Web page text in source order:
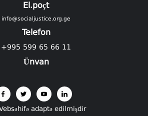
El.poçt
info@socialjustice.org.ge
Telefon
+995 599 65 66 11
Ünvan
adaptə edilmişdir